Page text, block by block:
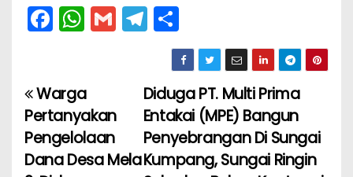
F
a
e
b
o
o
W
h
ts
A
p
p
G
m
T
el
gr
a
m
h
ar
e
N
a
v
Diduga PT. Multi Prima
Entakai (MPE) Bangun
Penyebrangan Di Sungai
Kumpang, Sungai Ringin
Warga
Pertanyakan
Pengelolaan
Dana Desa Mela